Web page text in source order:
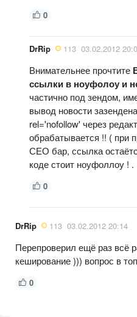
0
DrRip 113 03.02.2012
Внимательнее прочтите
ссылки в ноуфолоу и
частично под зендом,
вывод новости
rel='nofollow' через
обрабатывается !! ( при
СЕО бар, ссылка
коде стоит ноуфоллоу ! .
0
DrRip 113 03.02.2012 20:14
Перепроверил ещё раз всё
кеширование ))) вопрос в
0